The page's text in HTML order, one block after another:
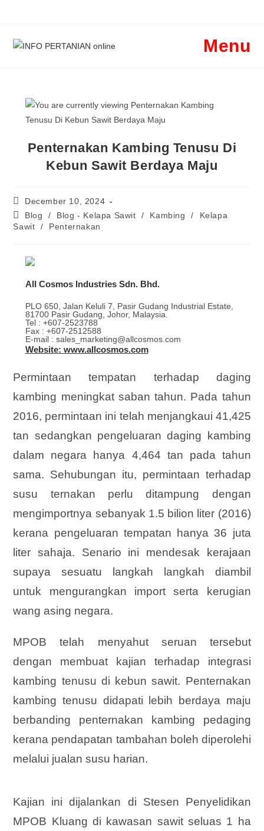
Menu
Penternakan Kambing Tenusu Di
Kebun Sawit Berdaya Maju
December 10, 2024
Blog
/ Blog - Kelapa Sawit / Kambing /
Kelapa
Sawit
/ Penternakan
All Cosmos Industries Sdn. Bhd.
PLO 650, Jalan Keluli 7, Pasir Gudang Industrial Estate,
81700 Pasir Gudang, Johor, Malaysia.
Tel : +607-2523788
Fax : +607-2512588
E-mail : sales_marketing@allcosmos.com
Website: www.allcosmos.com
Permintaan tempatan terhadap daging
kambing meningkat saban tahun. Pada tahun
2016, permintaan ini telah menjangkaui 41,425
tan sedangkan pengeluaran daging kambing
dalam negara hanya 4,464 tan pada tahun
sama. Sehubungan itu, permintaan terhadap
susu ternakan perlu ditampung dengan
mengimportnya sebanyak 1.5 bilion liter (2016)
kerana pengeluaran tempatan hanya 36 juta
liter sahaja. Senario ini mendesak kerajaan
supaya sesuatu langkah langkah diambil
untuk mengurangkan import serta kerugian
wang asing negara.
MPOB telah menyahut seruan tersebut
dengan membuat kajian terhadap integrasi
kambing tenusu di kebun sawit. Penternakan
kambing tenusu didapati lebih berdaya maju
berbanding penternakan kambing pedaging
kerana pendapatan tambahan boleh diperolehi
melalui jualan susu harian.
Kajian ini dijalankan di Stesen Penyelidikan
MPOB Kluang di kawasan sawit seluas 1 ha